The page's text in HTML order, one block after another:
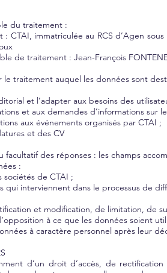
du traitement :
CTAI, immatriculée au RCS d’Agen
de traitement : Jean-François
le traitement auquel les données sont
et l’adapter aux besoins des
et aux demandes d’informations sur
aux événements organisés par CTAI ;
et des CV
facultatif des réponses : les champs
:
sociétés de CTAI ;
qui interviennent dans le processus de
et modification, de limitation, de
à ce que les données soient
à caractère personnel après leur
d’un droit d’accès, de